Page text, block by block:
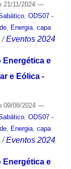
21/11/2024 —
, ODS07 -
, Energia, capa
/Eventos 2024
Energética e
e Eólica -
09/08/2024 —
, ODS07 -
, Energia, capa
/Eventos 2024
Energética e